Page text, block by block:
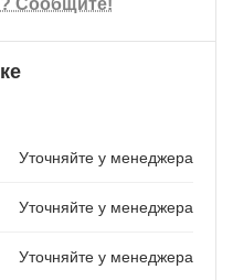
Сообщите!
Уточняйте у менеджера
Уточняйте у менеджера
Уточняйте у менеджера